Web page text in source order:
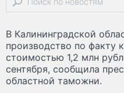
В Калининградской
производство по факту
стоимостью 1,2 млн
сентября, сообщила
областной таможни.